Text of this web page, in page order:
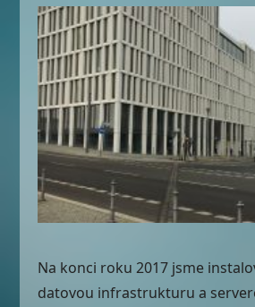
Na konci roku 2017 jsme
datovou infrastrukturu a